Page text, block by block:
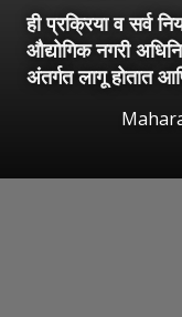
ही प्रक्रिया व सर्व
औद्योगिक नगरी
अंतर्गत लागू होतात